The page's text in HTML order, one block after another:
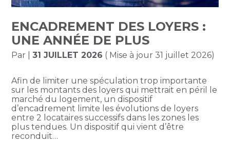
ENCADREMENT DES LOYERS :
UNE ANNÉE DE PLUS
Par |31 JUILLET 2026 ( Mise à jour 31 juillet 2026)
Afin de limiter une spéculation trop importante
sur les montants des loyers qui mettrait en péril le
marché du logement, un dispositif
d’encadrement limite les évolutions de loyers
entre 2 locataires successifs dans les zones les
plus tendues. Un dispositif qui vient d’être
reconduit…